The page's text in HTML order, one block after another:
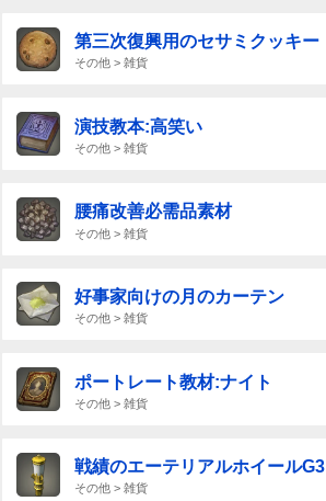
第三次復興用のセサミクッキー
その他 > 雑貨
演技教本:高笑い
その他 > 雑貨
腰痛改善必需品素材
その他 > 雑貨
好事家向けの月のカーテン
その他 > 雑貨
ポートレート教材:ナイト
その他 > 雑貨
戦績のエーテリアルホイールG3
その他 > 雑貨